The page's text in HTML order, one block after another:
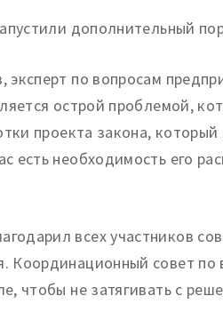
дополнительный
по вопросам
острой проблемой,
проекта закона,
есть необходимость его
всех участников
Координационный совет
чтобы не затягивать с